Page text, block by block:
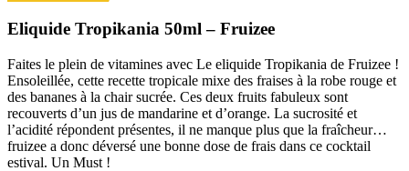
Eliquide Tropikania 50ml – Fruizee
Faites le plein de vitamines avec Le eliquide Tropikania de Fruizee !
Ensoleillée, cette recette tropicale mixe des fraises à la robe rouge et
des bananes à la chair sucrée. Ces deux fruits fabuleux sont
recouverts d’un jus de mandarine et d’orange. La sucrosité et
l’acidité répondent présentes, il ne manque plus que la fraîcheur…
fruizee a donc déversé une bonne dose de frais dans ce cocktail
estival. Un Must !